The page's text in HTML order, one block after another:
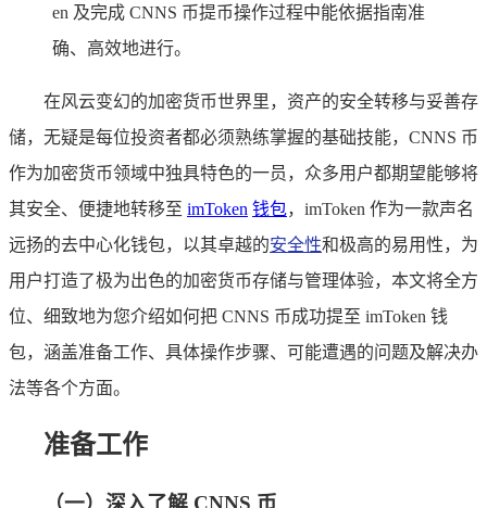
en 及完成 CNNS 币提币操作过程中能依据指南准
确、高效地进行。
在风云变幻的加密货币世界里，资产的安全转移与妥善存
储，无疑是每位投资者都必须熟练掌握的基础技能，CNNS 币
作为加密货币领域中独具特色的一员，众多用户都期望能够将
其安全、便捷地转移至 imToken 钱包，imToken 作为一款声名
远扬的去中心化钱包，以其卓越的安全性和极高的易用性，为
用户打造了极为出色的加密货币存储与管理体验，本文将全方
位、细致地为您介绍如何把 CNNS 币成功提至 imToken 钱
包，涵盖准备工作、具体操作步骤、可能遭遇的问题及解决办
法等各个方面。
准备工作
（一）深入了解 CNNS 币